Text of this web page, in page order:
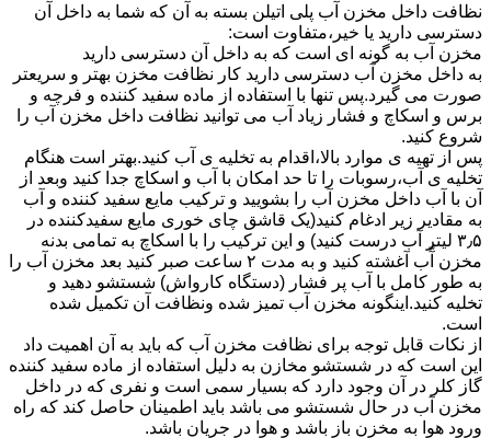
نظافت داخل مخزن آب پلی اتیلن بسته به آن که شما به داخل آن
دسترسی دارید یا خیر،متفاوت است:
مخزن آب به گونه ای است که به داخل آن دسترسی دارید
به داخل مخزن آب دسترسی دارید کار نظافت مخزن بهتر و سریعتر
صورت می گیرد.پس تنها با استفاده از ماده سفید کننده و فرچه و
برس و اسکاچ و فشار زیاد آب می توانید نظافت داخل مخزن آب را
شروع کنید.
پس از تهیه ی موارد بالا،اقدام به تخلیه ی آب کنید.بهتر است هنگام
تخلیه ی آب،رسوبات را تا حد امکان با آب و اسکاچ جدا کنید وبعد از
آن با آب داخل مخزن آب را بشویید و ترکیب مایع سفید کننده و آب
به مقادیر زیر ادغام کنید(یک قاشق چای خوری مایع سفیدکننده در
۳٫۵ لیتر آب درست کنید) و این ترکیب را با اسکاچ به تمامی بدنه
مخزن آّب آغشته کنید و به مدت ۲ ساعت صبر کنید بعد مخزن آب را
به طور کامل با آب پر فشار (دستگاه کارواش) شستشو دهید و
تخلیه کنید.اینگونه مخزن آب تمیز شده ونظافت آن تکمیل شده
است.
از نکات قابل توجه برای نظافت مخزن آب که باید به آن اهمیت داد
این است که در شستشو مخازن به دلیل استفاده از ماده سفید کننده
گاز کلر در آن وجود دارد که بسیار سمی است و نفری که در داخل
مخزن آب در حال شستشو می باشد باید اطمینان حاصل کند که راه
ورود هوا به مخزن باز باشد و هوا در جریان باشد.